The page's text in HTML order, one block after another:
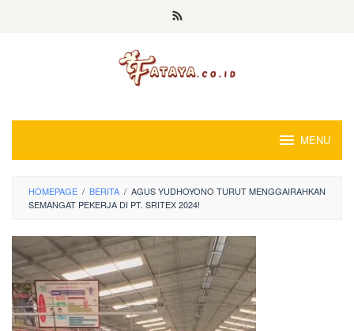
MENU
HOMEPAGE / BERITA / AGUS YUDHOYONO TURUT MENGGAIRAHKAN
SEMANGAT PEKERJA DI PT. SRITEX 2024!